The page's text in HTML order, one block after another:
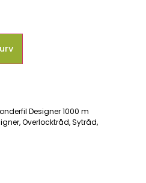
Designer 1000 m
,Overlocktråd,Sytråd,